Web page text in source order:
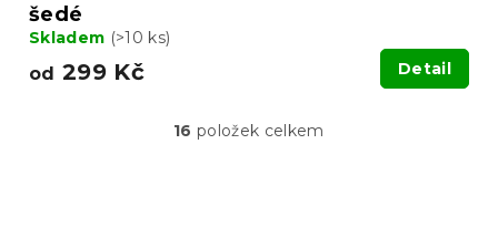
šedé
Skladem (>10 ks)
od 299 Kč Detail
O
16 položek celkem